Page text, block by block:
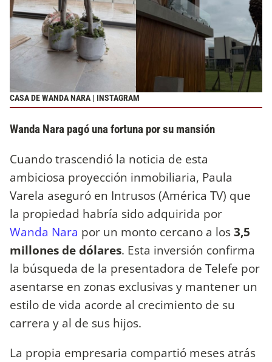
CASA DE WANDA NARA | INSTAGRAM
Wanda Nara pagó una fortuna por su mansión
Cuando trascendió la noticia de esta
ambiciosa proyección inmobiliaria, Paula
Varela aseguró en Intrusos (América TV) que
la propiedad habría sido adquirida por
Wanda Nara por un monto cercano a los3,5
millones de dólares. Esta inversión confirma
la búsqueda de la presentadora de Telefe por
asentarse en zonas exclusivas y mantener un
estilo de vida acorde al crecimiento de su
carrera y al de sus hijos.
La propia empresaria compartió meses atrás